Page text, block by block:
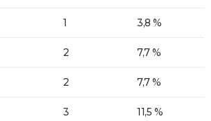
1 3,8 %
2 7,7 %
2 7,7 %
3 11,5 %